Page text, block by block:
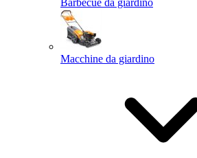
Barbecue da giardino
Macchine da giardino